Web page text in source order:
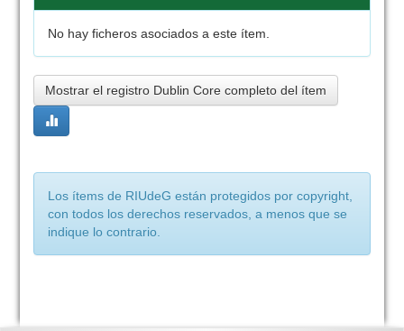
No hay ficheros asociados a este ítem.
Mostrar el registro Dublin Core completo del ítem
Los ítems de RIUdeG están protegidos por copyright,
con todos los derechos reservados, a menos que se
indique lo contrario.